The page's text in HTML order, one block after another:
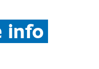
info